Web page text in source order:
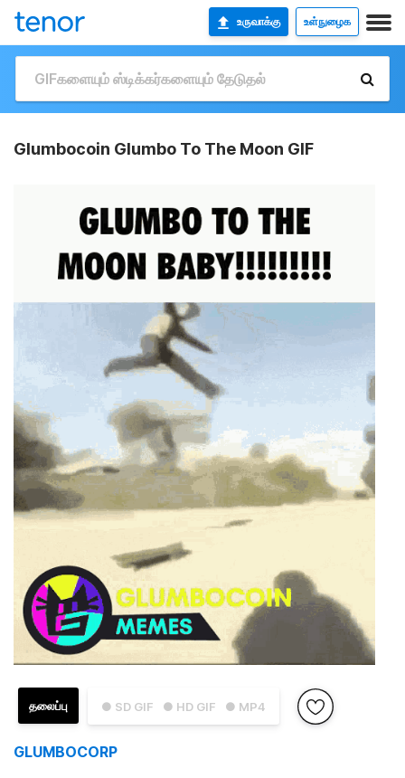
உருவாக்கு உள்நுழைக
Glumbocoin Glumbo To The Moon GIF
● SD GIF ● HD GIF ● MP4
தலைப்பு
GLUMBOCORP